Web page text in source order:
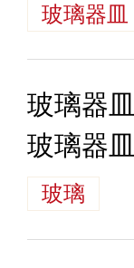
玻璃器皿
玻璃器
玻璃器
玻璃